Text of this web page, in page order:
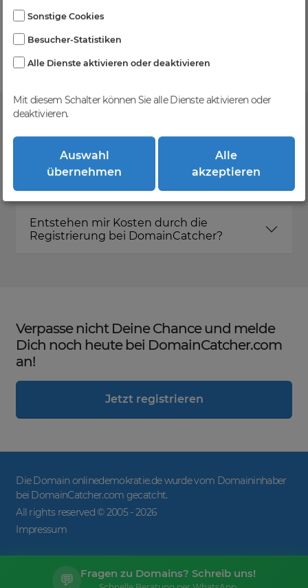
Kein Gebotsverfahren
Einfaches System - Deine Orders werden nach dem
FAQ
Was ist DomainCatcher?
Entstehen mir Kosten durch die
Registrierung bei DomainCatcher?
Verpasse nicht Deine Chance und melde
Dich noch heute bei DomainCatcher.com
an!
Jetzt registrieren
Die Domain onlinedemokratie.de wurde vom Domaininhaber
bei DomainCatcher.com gecatcht.
All rights reserved © 2005 -2026
Impressum
💬 Fragen zu Domains? Schreib uns!
Sonstige Cookies
Besucher-Statistiken
Alle Dienste aktivieren oder deaktivieren
Mit diesem Schalter können Sie alle Dienste aktivieren oder
deaktivieren.
Auswahl
übernehmen
Alle
akzeptieren